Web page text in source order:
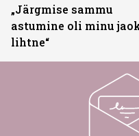
„Järgmise sammu
astumine oli minu
lihtne“